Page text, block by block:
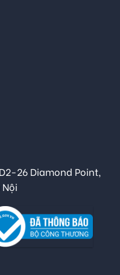
26 Diamond Point,